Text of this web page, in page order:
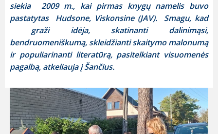
siekia 2009m., kai pirmas knygų namelis buvo
pastatytas Hudsone, Viskonsine(JAV). Smagu, kad
graži idėja, skatinanti dalinimąsi,
bendruomeniškumą, skleidžianti skaitymo malonumą
ir populiarinanti literatūrą, pasitelkiant visuomenės
pagalbą, atkeliauja į Šančius.